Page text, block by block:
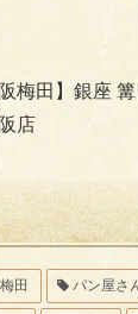
阪梅田】銀座
店
田 パン屋さ